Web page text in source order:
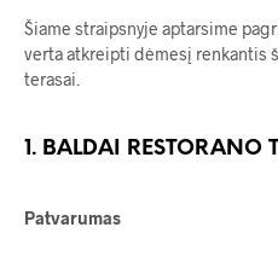
Šiame straipsnyje aptarsime
verta atkreipti dėmesį renkantis
terasai.
1. BALDAI RESTORANO
Patvarumas